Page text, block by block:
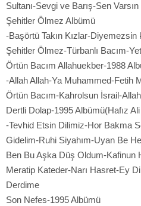
Sultanı-Sevgi ve Barış-Sen
Şehitler Ölmez Albümü
-Başörtü Takın Kızlar-
Şehitler Ölmez-Türbanlı Bacım-
Örtün Bacım Allahuekber-1988
-Allah Allah-Ya Muhammed-Fetih
Örtün Bacım-Kahrolsun İsrail-
Dertli Dolap-1995 Albümü(Hafız
-Tevhid Etsin Dilimiz-Hor Bakma
Gidelim-Ruhi Siyahım-Uyan Be
Ben Bu Aşka Düş Oldum-Kafinun
Meratip Kateder-Narı Hasret-Ey
Derdime
Son Nefes-1995 Albümü